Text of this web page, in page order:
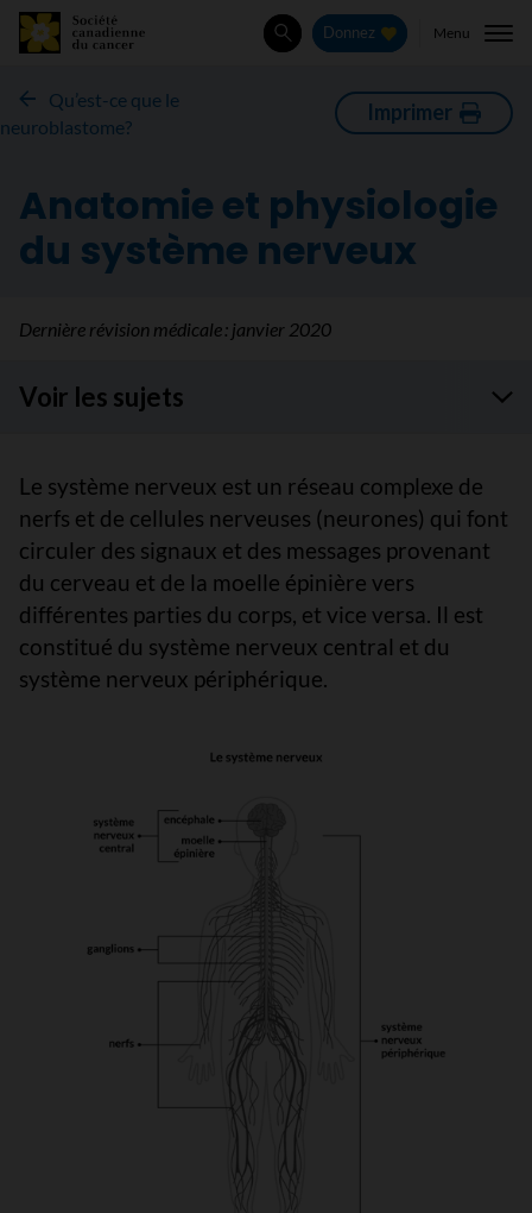
Rechercher
Donnez Menu
Qu’est-ce que le
neuroblastome?
Imprimer
Anatomie et physiologie
du système nerveux
Dernière révision médicale : janvier 2020
Voir les sujets
Le système nerveux est un réseau complexe de
nerfs et de cellules nerveuses (neurones) qui font
circuler des signaux et des messages provenant
du cerveau et de la moelle épinière vers
différentes parties du corps, et vice versa. Il est
constitué du système nerveux central et du
système nerveux périphérique.